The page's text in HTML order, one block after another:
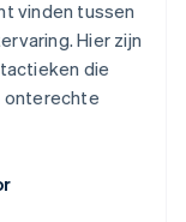
vinden tussen
Hier zijn
die
onterechte